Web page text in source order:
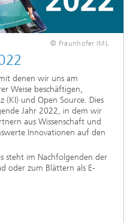
© Fraunhofer IML
denen wir uns am
Weise beschäftigen,
(KI) und Open Source. Dies
Jahr 2022, in dem wir
aus Wissenschaft und
Innovationen auf den
steht im Nachfolgenden der
oder zum Blättern als E-